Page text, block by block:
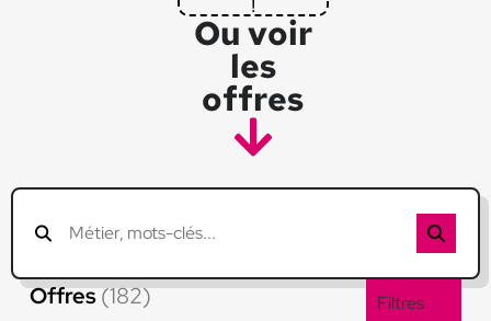
!
Ou voir
les
offres
Offres(182) Filtres